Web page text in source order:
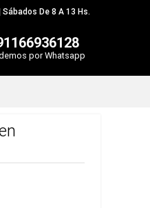
De 8 A 13 Hs.
por Whatsapp